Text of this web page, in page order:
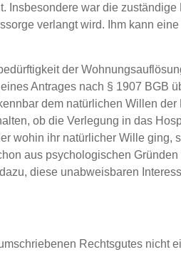
war die
verlangt wird. Ihm kann
der
Antrages nach § 1907 BGB
dem natürlichen Willen
ob die Verlegung in das
wohin ihr natürlicher Wille
aus psychologischen
diese unabweisbaren
Rechtsgutes